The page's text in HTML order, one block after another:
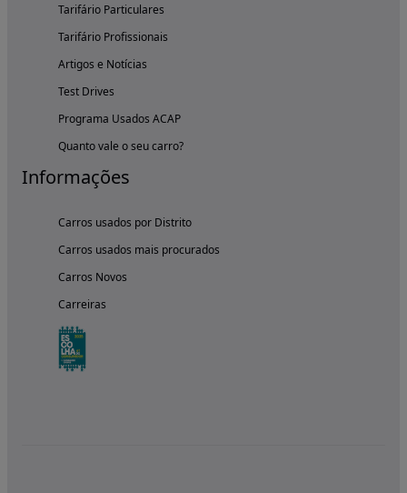
Tarifário Particulares
Tarifário Profissionais
Artigos e Notícias
Test Drives
Programa Usados ACAP
Quanto vale o seu carro?
Informações
Carros usados por Distrito
Carros usados mais procurados
Carros Novos
Carreiras